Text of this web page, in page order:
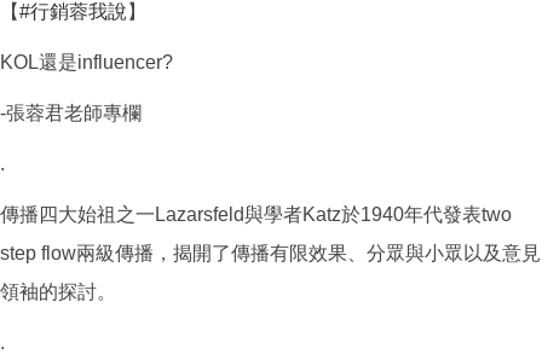
【#行銷蓉我說 】
KOL還是influencer?
-張蓉君老師專欄
.
傳播四大始祖之一Lazarsfeld與學者Katz於1940年代發表two
step flow兩級傳播，揭開了傳播有限效果、分眾與小眾以及意見
領袖的探討。
.